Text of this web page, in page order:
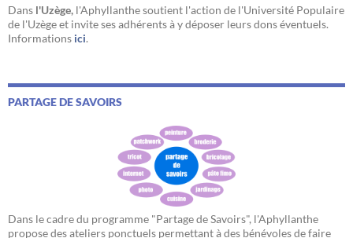
Dans l'Uzège, l'Aphyllanthe soutient l'action de l'Université Populaire
de l'Uzège et invite ses adhérents à y déposer leurs dons éventuels.
Informations ici.
PARTAGE DE SAVOIRS
Dans le cadre du programme "Partage de Savoirs", l'Aphyllanthe
propose des ateliers ponctuels permettant à des bénévoles de faire